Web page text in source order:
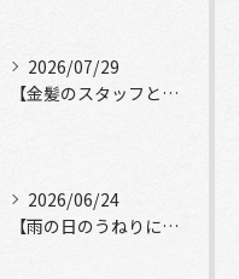
2026/07/29
【金髪のスタッフと常連様ショット】
2026/06/24
【雨の日のうねりにストレートロック】